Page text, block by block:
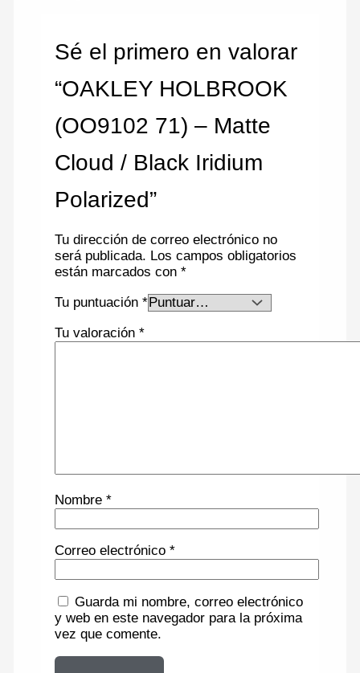
Sé el primero en valorar
“OAKLEY HOLBROOK
(OO9102 71) – Matte
Cloud / Black Iridium
Polarized”
Tu dirección de correo electrónico no
será publicada. Los campos obligatorios
están marcados con*
Tu puntuación*
Tu valoración*
Nombre*
Correo electrónico*
Guarda mi nombre, correo electrónico
y web en este navegador para la próxima
vez que comente.